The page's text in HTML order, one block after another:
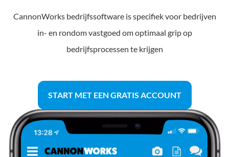
CannonWorks bedrijfssoftware is specifiek voor bedrijven
in- en rondom vastgoed om optimaal grip op
bedrijfsprocessen te krijgen
START MET EEN GRATIS ACCOUNT